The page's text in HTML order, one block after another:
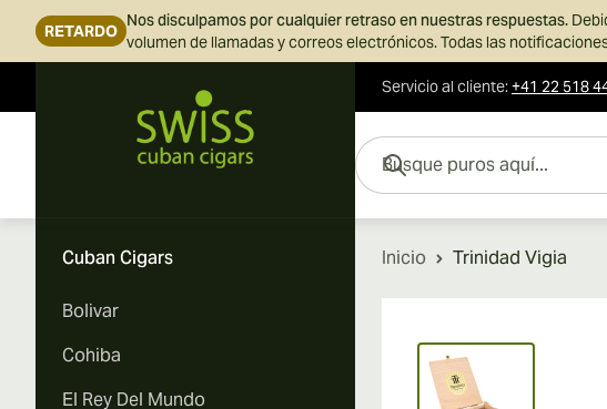
RETARDO
Nos disculpamos por cualquier retraso en nuestras respuestas.
volumen de llamadas y correos electrónicos. Todas las
Servicio al cliente:+41 22 518
Busque puros aquí...
Cuban Cigars
Bolivar
Cohiba
El Rey Del Mundo
Inicio Trinidad Vigia
View larger